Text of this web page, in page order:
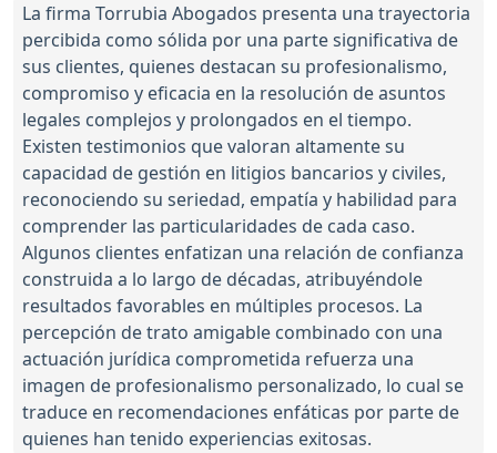
La firma Torrubia Abogados presenta una trayectoria
percibida como sólida por una parte significativa de
sus clientes, quienes destacan su profesionalismo,
compromiso y eficacia en la resolución de asuntos
legales complejos y prolongados en el tiempo.
Existen testimonios que valoran altamente su
capacidad de gestión en litigios bancarios y civiles,
reconociendo su seriedad, empatía y habilidad para
comprender las particularidades de cada caso.
Algunos clientes enfatizan una relación de confianza
construida a lo largo de décadas, atribuyéndole
resultados favorables en múltiples procesos. La
percepción de trato amigable combinado con una
actuación jurídica comprometida refuerza una
imagen de profesionalismo personalizado, lo cual se
traduce en recomendaciones enfáticas por parte de
quienes han tenido experiencias exitosas.